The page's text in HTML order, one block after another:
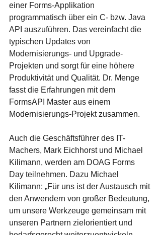
einer Forms-Applikation
programmatisch über ein C- bzw. Java
API auszuführen. Das vereinfacht die
typischen Updates von
Modernisierungs- und Upgrade-
Projekten und sorgt für eine höhere
Produktivität und Qualität. Dr. Menge
fasst die Erfahrungen mit dem
FormsAPI Master aus einem
Modernisierungs-Projekt zusammen.
Auch die Geschäftsführer des IT-
Machers, Mark Eichhorst und Michael
Kilimann, werden am DOAG Forms
Day teilnehmen. Dazu Michael
Kilimann: „Für uns ist der Austausch mit
den Anwendern von großer Bedeutung,
um unsere Werkzeuge gemeinsam mit
unseren Partnern zielorientiert und